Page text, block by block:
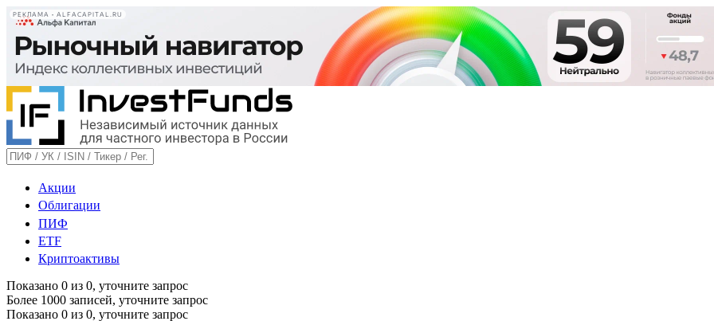
РЕКЛАМА • ALFACAPITAL.RU
Акции
Облигации
ПИФ
ETF
Криптоактивы
Показано 0 из 0, уточните запрос
Более 1000 записей, уточните запрос
Показано 0 из 0, уточните запрос